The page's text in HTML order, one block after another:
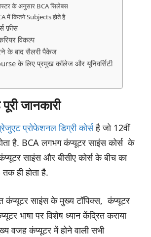
के अनुसार BCA सिलेबस
में कितने Subjects होते है
फ़ीस
विकल्प
के बाद सैलरी पैकेज
के लिए प्रमुख कॉलेज और यूनिवर्सिटी
जानकारी
प्रोफेशनल डिग्री कोर्सहै जो 12वीं
है. BCA लगभग कंप्यूटर साइंस कोर्स के
साइंस और बीसीए कोर्स के बीच का
ही होता है.
कंप्यूटर साइंस के मुख्य टॉपिक्स, कंप्यूटर
भाषा पर विशेष ध्यान केंद्रित कराया
वजह कंप्यूटर में होने वाली सभी